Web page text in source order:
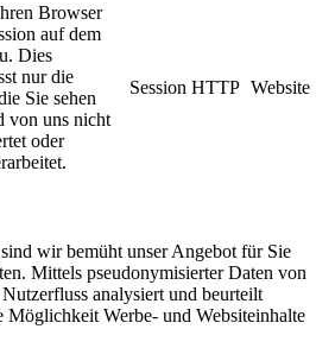
Browser
auf dem
Dies
nur die
Sie sehen
von uns nicht
oder
Session HTTP Website
wir bemüht unser Angebot für Sie
Mittels pseudonymisierter Daten von
analysiert und beurteilt
Möglichkeit Werbe- und Websiteinhalte